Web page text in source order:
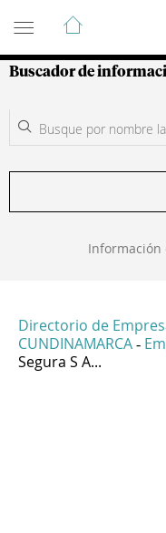
Guía de
Buscador de
Información
Directorio de
CUNDINAMARCA -
Segura S A...